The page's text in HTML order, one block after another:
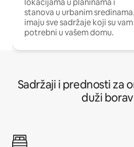
lokacijama u planinama i
stanova u urbanim
imaju sve sadržaje koji su vam
potrebni u vašem domu.
Sadržaji i prednosti za
duži